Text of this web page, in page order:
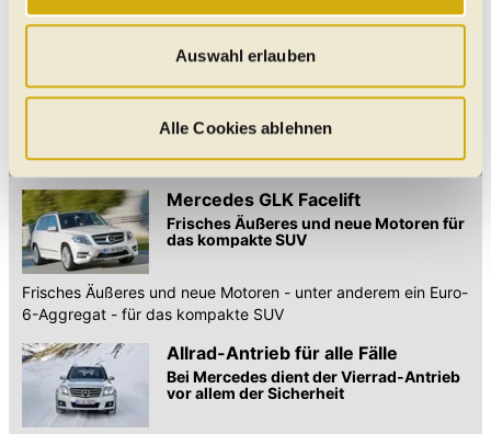
„Statistik“ und „Präferenzen“ möchten wir Ihren Website-
Besuch so komfortabel wie möglich gestalten - mit Klick
"Auswahl erlauben" können Sie selbst entscheiden,
welche Kategorien Sie zulassen möchten. Es werden nur
Daten verarbeitet, für die Sie uns Ihr Einverständnis
geben. Bitte beachten Sie, dass durch eine
Einschränkung womöglich nicht mehr alle
Funktionalitäten der Website zur Verfügung stehen. Sie
können die Einstellungen jederzeit in unserer
Datenschutzerklärung
anpassen.
Auswahl erlauben
Alle Cookies ablehnen
hingewiesen werden, denn die
besten Angebote sind
weg!
Agent
Unsere Mercedes GLK 220 Meldungen
Mercedes GLK Facelift
Frisches Äußeres und neue Motoren für
das kompakte SUV
Frisches Äußeres und neue Motoren - unter anderem ein Euro-
6-Aggregat - für das kompakte SUV
Allrad-Antrieb für alle Fälle
Bei Mercedes dient der Vierrad-Antrieb
vor allem der Sicherheit